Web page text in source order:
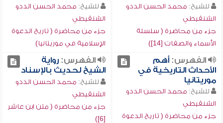
للشيخ: محمد الحسن الددو
الشنقيطي
جزء من محاضرة ( سلسلة
الأسماء والصفات [14])
للشيخ: محمد الحسن الددو
الشنقيطي
جزء من محاضرة ( تاريخ الدعوة
الإسلامية في موريتانيا)
الفهرس:أهم
الأحداث التاريخية في
موريتانيا
للشيخ: محمد الحسن الددو
الشنقيطي
جزء من محاضرة ( تاريخ الدعوة
الفهرس:رواية
الشيخ لحديث بالإسناد
للشيخ: محمد الحسن الددو
الشنقيطي
جزء من محاضرة ( متن ابن عاشر
[6])